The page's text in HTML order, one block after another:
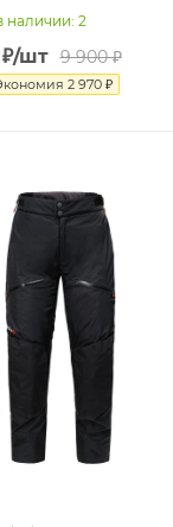
наличии: 2
/шт 9 900₽
2 970₽